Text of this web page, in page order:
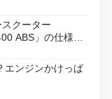
クーター
ABS」の仕様を
エンジンかけっぱ